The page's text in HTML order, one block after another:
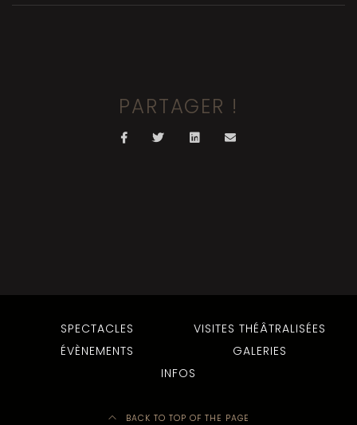
PARTAGER !
SPECTACLES
VISITES THÉÂTRALISÉES
ÉVÈNEMENTS
GALERIES
INFOS
BACK TO TOP OF THE PAGE